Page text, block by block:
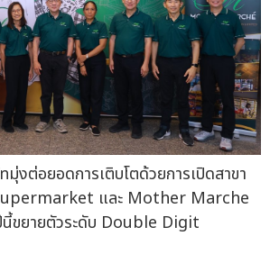
งต่อยอดการเติบโตด้วยการเปิดสาขา
และ Mother Marche
นี้ขยายตัวระดับ Double Digit